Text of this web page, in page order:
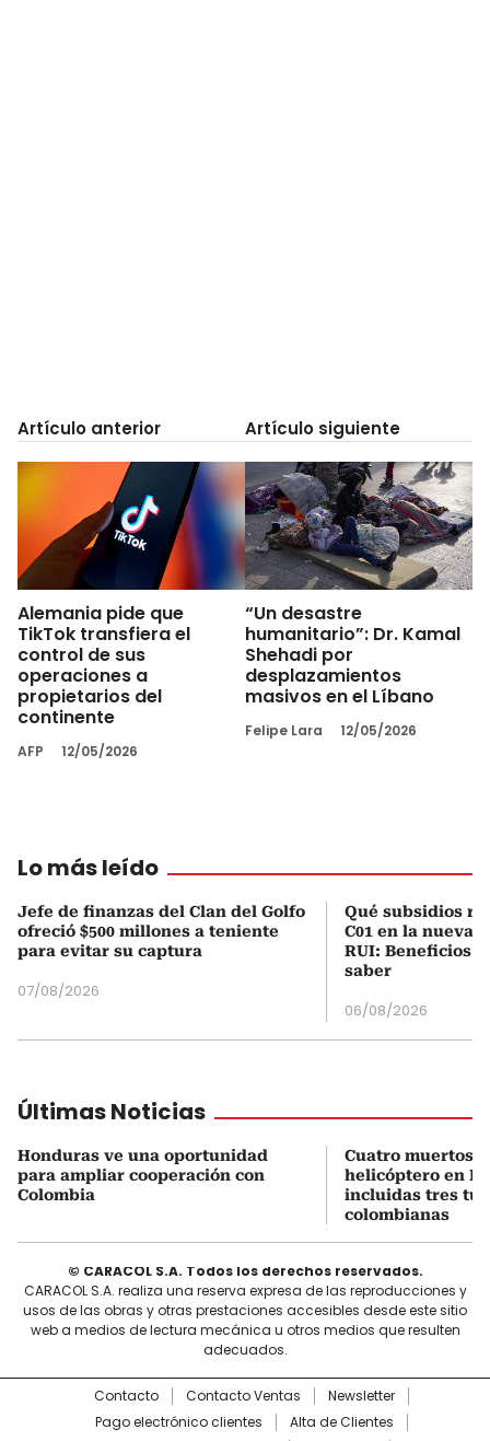
Artículo anterior
Alemania pide que
TikTok transfiera el
control de sus
operaciones a
propietarios del
continente
AFP 12/05/2026
Artículo siguiente
“Un desastre
humanitario”: Dr. Kamal
Shehadi por
desplazamientos
masivos en el Líbano
Felipe Lara 12/05/2026
Lo más leído
Jefe de finanzas del Clan del Golfo
ofreció $500 millones a teniente
para evitar su captura
07/08/2026
Qué subsidios
C01 en la nueva
RUI: Beneficios
saber
06/08/2026
Últimas Noticias
Honduras ve una oportunidad
para ampliar cooperación con
Colombia
Cuatro muertos
helicóptero en
incluidas tres
colombianas
© CARACOL S.A. Todos los derechos reservados.
CARACOL S.A. realiza una reserva expresa de las reproducciones y
usos de las obras y otras prestaciones accesibles desde este sitio
web a medios de lectura mecánica u otros medios que resulten
adecuados.
Contacto Contacto Ventas
Newsletter
Pago electrónico clientes
Alta de Clientes